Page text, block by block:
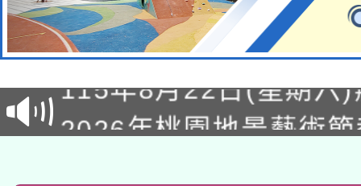
轉知經濟部水利署委託
業技術研究院辦理「
用水績優單位及節水達
桃園市孔廟祈福系列
2026年桃園地景藝術